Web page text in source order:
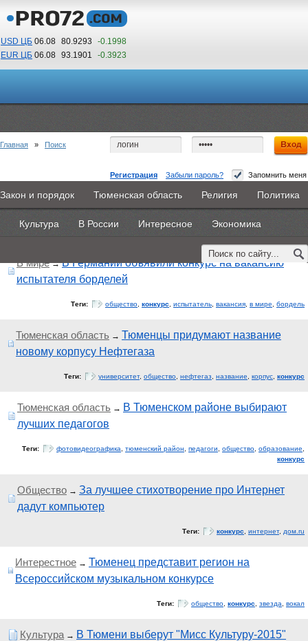
USD ЦБ 06.08 80.9293 -0.1998
EUR ЦБ 06.08 93.1901 -0.3923
13 57
По Гринвичу (GMT +5)
Регистрация Забыли пароль? Запомнить меня
Главная Новости Объявления КНИГИ ВестиNet
Каталоги 9PS Прочее
Закон и порядок Тюменская область Религия Политика
Культура В России Интересное Экономика
Главная » Поиск
Поиск по тегу: «конкурс», искать по другому тегу
Найдено 22 материала
В мире→В Германии объявили конкурс на вакансию
испытателя борделей
Теги: общество конкурс испытатель вакансия в мире бордель
Тюменская область → Тюменцы придумают название
новому корпусу Нефтегаза
Теги: университет, общество нефтегаз название корпус конкурс
Тюменская область → В Тюменском районе выбирают
лучших педагогов
Теги: фотовидеографика тюменский район педагоги общество образование
конкурс
Общество → За лучшее стихотворение про Интернет
дадут компьютер
Теги: конкурс интернет, дом.ru
Интерестное → Тюменец представит регион на
Всероссийском музыкальном конкурсе
Теги: общество конкурс звезда вокал
Культура→ В Тюмени выберут "Мисс Культуру-2015"